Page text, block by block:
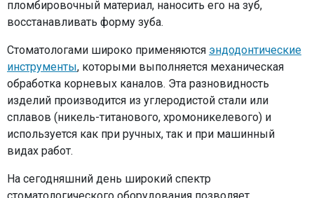
пломбировочный материал, наносить его на зуб,
восстанавливать форму зуба.
Стоматологами широко применяются эндодонтические
инструменты, которыми выполняется механическая
обработка корневых каналов. Эта разновидность
изделий производится из углеродистой стали или
сплавов (никель-титанового, хромоникелевого) и
используется как при ручных, так и при машинный
видах работ.
На сегодняшний день широкий спектр